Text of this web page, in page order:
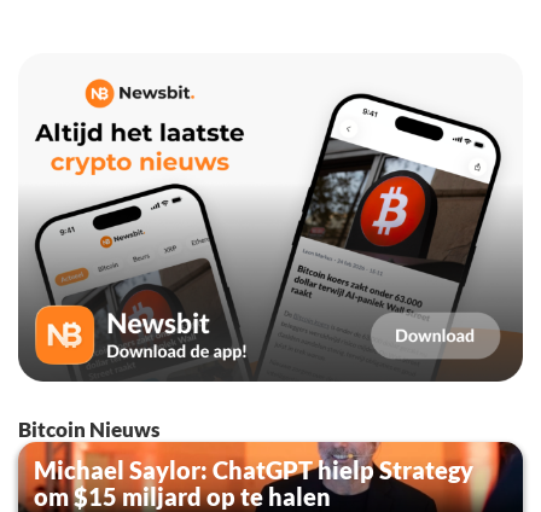
Bitcoin Nieuws
Michael Saylor: ChatGPT hielp Strategy
om $15 miljard op te halen